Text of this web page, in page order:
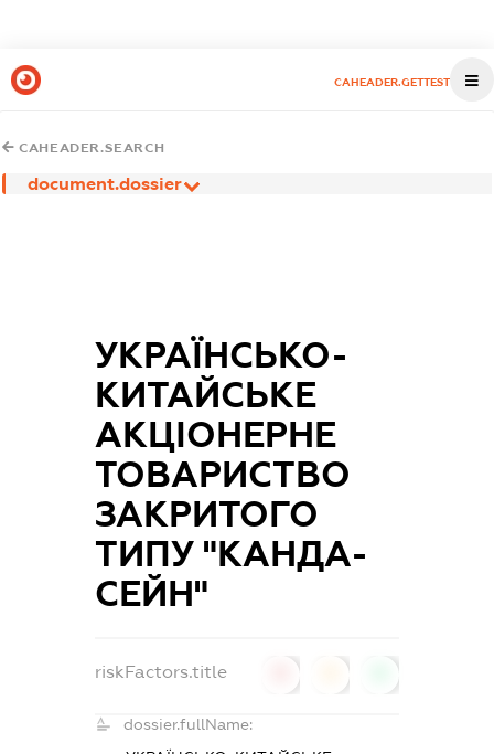
CAHEADER.GETTEST
CAHEADER.SEARCH
document.dossier
УКРАЇНСЬКО-
КИТАЙСЬКЕ
АКЦІОНЕРНЕ
ТОВАРИСТВО
ЗАКРИТОГО
ТИПУ "КАНДА-
СЕЙН"
riskFactors.title
dossier.fullName: